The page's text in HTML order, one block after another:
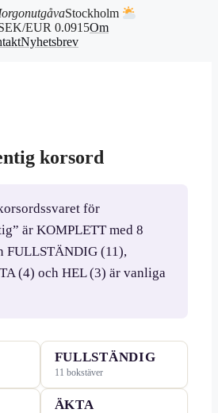
Stockholm
EUR 0.0915Om
Nyhetsbrev
korsord
för
är KOMPLETT med 8
FULLSTÄNDIG (11),
(4) och HEL (3) är vanliga
FULLSTÄNDIG
11 bokstäver
ÄKTA